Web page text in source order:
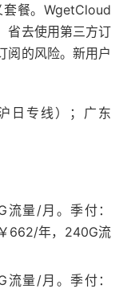
餐。WgetCloud
省去使用第三方订
阅的风险。新用户
日专线）；广东
量/月。季付：
662/年，240G流
量/月。季付：